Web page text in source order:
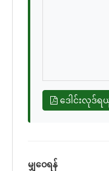
ဒေါင်းလုဒ်ရယူ
မျှဝေရန်